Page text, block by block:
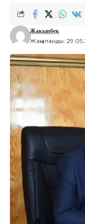
имаратына
ишмердүүлүгү
сапатын
болоорун айтты.
«Билимдүүгө
ишке киришип
мектепке
окуу шартына
тарбияланып
өлкөбүздүн
билимдүү
билдирди.
Жаңыланды:
Жакыпбек